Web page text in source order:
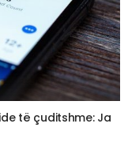
të çuditshme: Ja